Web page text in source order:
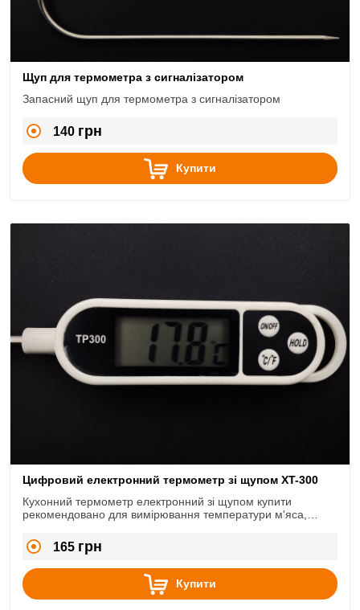
Щуп для термометра з сигналізатором
Запасний щуп для термометра з сигналізатором
140 грн
Купити
Цифровий електронний термометр зі щупом XT-300
Кухонний термометр електронний зі щупом купити
рекомендовано для вимірювання температури м'яса,
165 грн
Купити